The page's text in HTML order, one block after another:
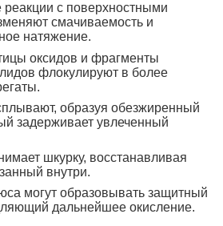
реакции с поверхностными
смачиваемость и
натяжение.
оксидов и фрагменты
флокулируют в более
образуя обезжиренный
задерживает увлеченный
шкурку, восстанавливая
внутри.
могут образовывать защитный
дальнейшее окисление.